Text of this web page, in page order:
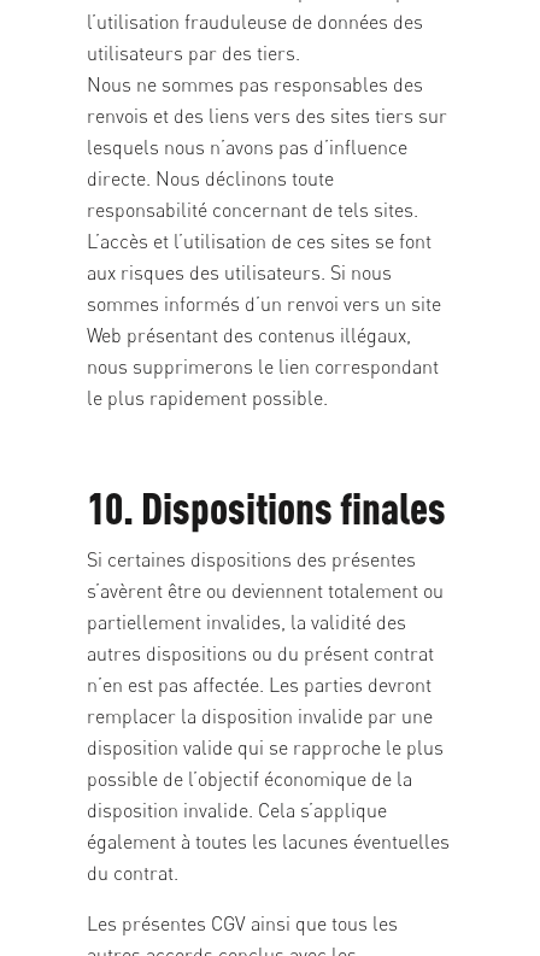
l’utilisation frauduleuse de données des
utilisateurs par des tiers.
Nous ne sommes pas responsables des
renvois et des liens vers des sites tiers sur
lesquels nous n’avons pas d’influence
directe. Nous déclinons toute
responsabilité concernant de tels sites.
L’accès et l’utilisation de ces sites se font
aux risques des utilisateurs. Si nous
sommes informés d’un renvoi vers un site
Web présentant des contenus illégaux,
nous supprimerons le lien correspondant
le plus rapidement possible.
10. Dispositions finales
Si certaines dispositions des présentes
s’avèrent être ou deviennent totalement ou
partiellement invalides, la validité des
autres dispositions ou du présent contrat
n’en est pas affectée. Les parties devront
remplacer la disposition invalide par une
disposition valide qui se rapproche le plus
possible de l’objectif économique de la
disposition invalide. Cela s’applique
également à toutes les lacunes éventuelles
du contrat.
Les présentes CGV ainsi que tous les